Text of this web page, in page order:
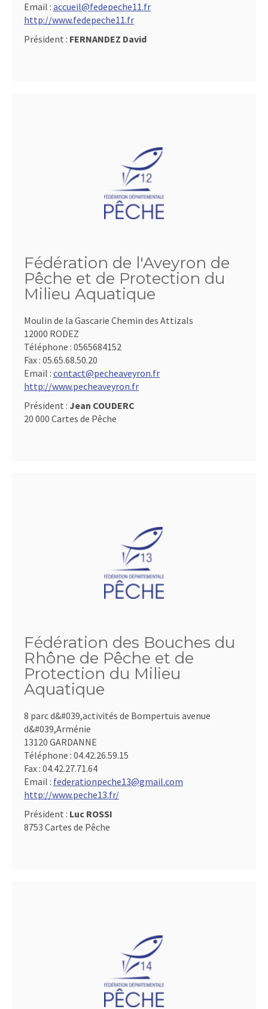
Email : accueil@fedepeche11.fr
http://www.fedepeche11.fr
Président : FERNANDEZ David
Fédération de l'Aveyron de
Pêche et de Protection du
Milieu Aquatique
Moulin de la Gascarie Chemin des Attizals
12000 RODEZ
Téléphone : 0565684152
Fax : 05.65.68.50.20
Email : contact@pecheaveyron.fr
http://www.pecheaveyron.fr
Président : Jean COUDERC
20 000 Cartes de Pêche
Fédération des Bouches du
Rhône de Pêche et de
Protection du Milieu
Aquatique
8 parc d&#039,activités de Bompertuis avenue
d&#039,Arménie
13120 GARDANNE
Téléphone : 04.42.26.59.15
Fax : 04.42.27.71.64
Email : federationpeche13@gmail.com
http://www.peche13.fr/
Président : Luc ROSSI
8753 Cartes de Pêche